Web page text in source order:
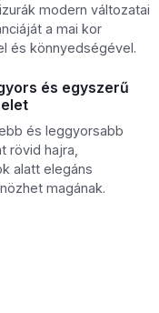
modern változatai
a mai kor
és könnyedségével.
és egyszerű
és leggyorsabb
rövid hajra,
alatt elegáns
magának.